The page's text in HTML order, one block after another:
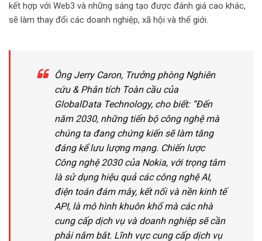
kết hợp với Web3 và những sáng tạo được đánh giá cao khác,
sẽ làm thay đổi các doanh nghiệp, xã hội và thế giới.
Ông Jerry Caron, Trưởng phòng Nghiên
cứu & Phân tích Toàn cầu của
GlobalData Technology, cho biết: “Đến
năm 2030, những tiến bộ công nghệ mà
chúng ta đang chứng kiến sẽ làm tăng
đáng kể lưu lượng mạng. Chiến lược
Công nghệ 2030 của Nokia, với trọng tâm
là sử dụng hiệu quả các công nghệ AI,
điện toán đám mây, kết nối và nền kinh tế
API, là mô hình khuôn khổ mà các nhà
cung cấp dịch vụ và doanh nghiệp sẽ cần
phải nắm bắt. Lĩnh vực cung cấp dịch vụ